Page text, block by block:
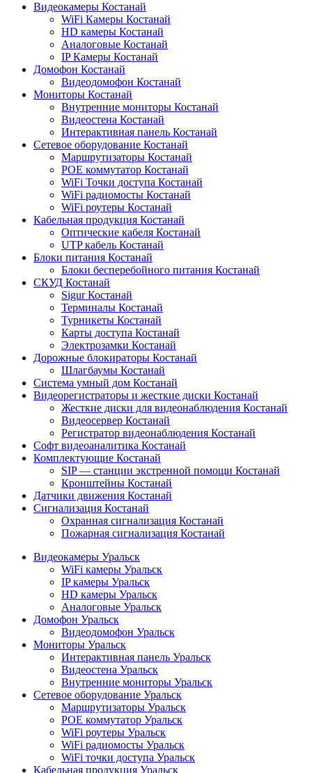
Видеокамеры Костанай
WiFi Камеры Костанай
HD камеры Костанай
Аналоговые Костанай
IP Камеры Костанай
Домофон Костанай
Видеодомофон Костанай
Мониторы Костанай
Внутренние мониторы Костанай
Видеостена Костанай
Интерактивная панель Костанай
Сетевое оборудование Костанай
Маршрутизаторы Костанай
POE коммутатор Костанай
WiFi Точки доступа Костанай
WiFi радиомосты Костанай
WiFi роутеры Костанай
Кабельная продукция Костанай
Оптические кабеля Костанай
UTP кабель Костанай
Блоки питания Костанай
Блоки бесперебойного питания Костанай
СКУД Костанай
Sigur Костанай
Терминалы Костанай
Турникеты Костанай
Карты доступа Костанай
Электрозамки Костанай
Дорожные блокираторы Костанай
Шлагбаумы Костанай
Система умный дом Костанай
Видеорегистраторы и жесткие диски Костанай
Жесткие диски для видеонаблюдения Костанай
Видеосервер Костанай
Регистратор видеонаблюдения Костанай
Софт видеоаналитика Костанай
Комплектующие Костанай
SIP — станции экстренной помощи Костанай
Кронштейны Костанай
Датчики движения Костанай
Сигнализация Костанай
Охранная сигнализация Костанай
Пожарная сигнализация Костанай
Видеокамеры Уральск
WiFi камеры Уральск
IP камеры Уральск
HD камеры Уральск
Аналоговые Уральск
Домофон Уральск
Видеодомофон Уральск
Мониторы Уральск
Интерактивная панель Уральск
Видеостена Уральск
Внутренние мониторы Уральск
Сетевое оборудование Уральск
Маршрутизаторы Уральск
POE коммутатор Уральск
WiFi роутеры Уральск
WiFi радиомосты Уральск
WiFi точки доступа Уральск
Кабельная продукция Уральск